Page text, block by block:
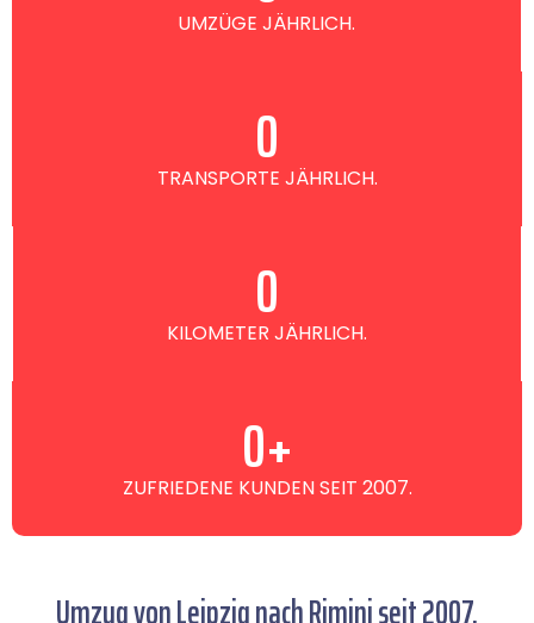
UMZÜGE JÄHRLICH.
TRANSPORTE JÄHRLICH.
0
KILOMETER JÄHRLICH.
0
ZUFRIEDENE KUNDEN SEIT 2007.
0+
Umzug von Leipzig nach Rimini seit 2007.